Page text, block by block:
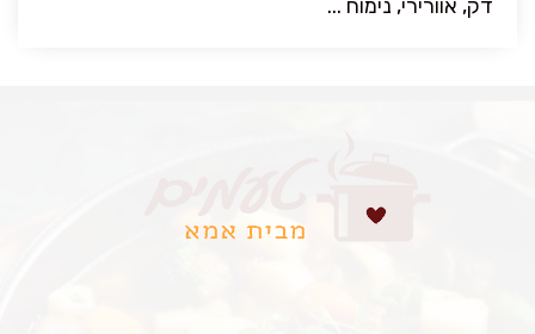
דק, אוורירי, נימוח ...